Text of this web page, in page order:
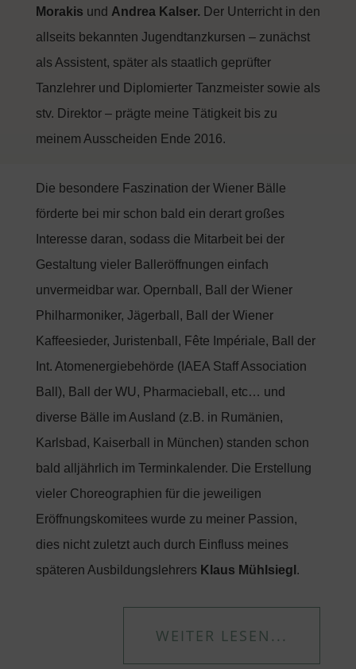
Morakis und Andrea Kalser. Der Unterricht in den
allseits bekannten Jugendtanzkursen – zunächst
als Assistent, später als staatlich geprüfter
Tanzlehrer und Diplomierter Tanzmeister sowie als
stv. Direktor – prägte meine Tätigkeit bis zu
meinem Ausscheiden Ende 2016.
Die besondere Faszination der Wiener Bälle
förderte bei mir schon bald ein derart großes
Interesse daran, sodass die Mitarbeit bei der
Gestaltung vieler Balleröffnungen einfach
unvermeidbar war. Opernball, Ball der Wiener
Philharmoniker, Jägerball, Ball der Wiener
Kaffeesieder, Juristenball, Fête Impériale, Ball der
Int. Atomenergiebehörde (IAEA Staff Association
Ball), Ball der WU, Pharmacieball, etc… und
diverse Bälle im Ausland (z.B. in Rumänien,
Karlsbad, Kaiserball in München) standen schon
bald alljährlich im Terminkalender. Die Erstellung
vieler Choreographien für die jeweiligen
Eröffnungskomitees wurde zu meiner Passion,
dies nicht zuletzt auch durch Einfluss meines
späteren Ausbildungslehrers Klaus Mühlsiegl .
WEITER LESEN...